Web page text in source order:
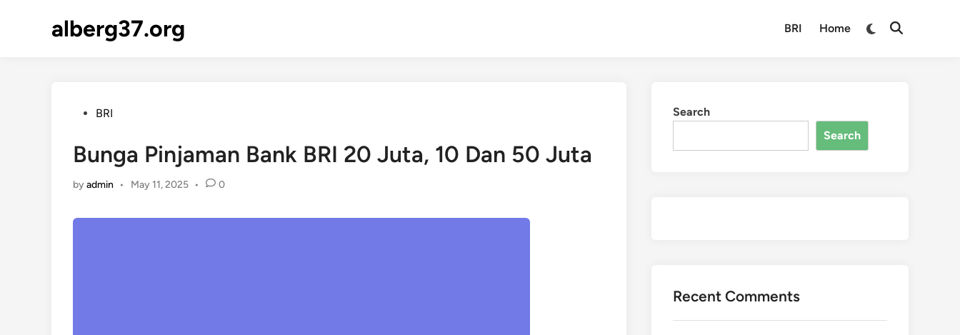
alberg37.org BRI Home
Posted
BRI
Bunga Pinjaman Bank BRI 20 Juta, 10 Dan 50 Juta
byadmin • May 11, 2025 • 0
Search
Search
Recent Comments